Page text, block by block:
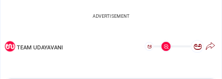
ADVERTISEMENT
TEAM UDAYAVANI ಅ ಅ